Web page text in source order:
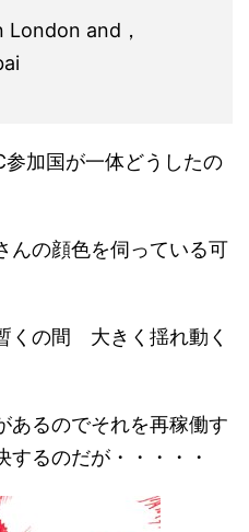
and，
参加国が一体どうしたの
の顔色を伺っている可
くの間 大きく揺れ動く
あるのでそれを再稼働す
るのだが・・・・・